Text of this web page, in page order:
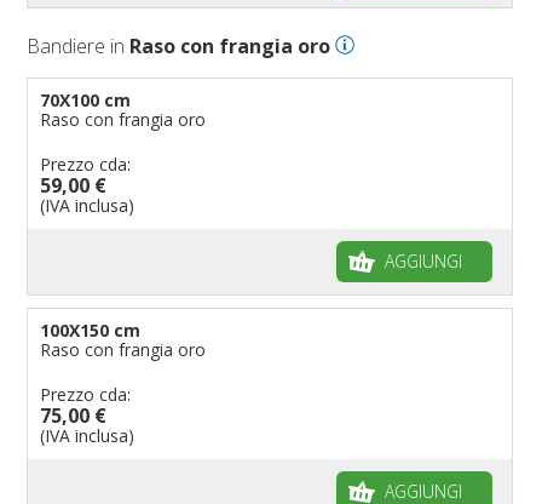
Bandiere in Raso con frangia oro
70X100 cm
Raso con frangia oro
Prezzo cda:
59,00 €
(IVA inclusa)
AGGIUNGI
100X150 cm
Raso con frangia oro
Prezzo cda:
75,00 €
(IVA inclusa)
AGGIUNGI